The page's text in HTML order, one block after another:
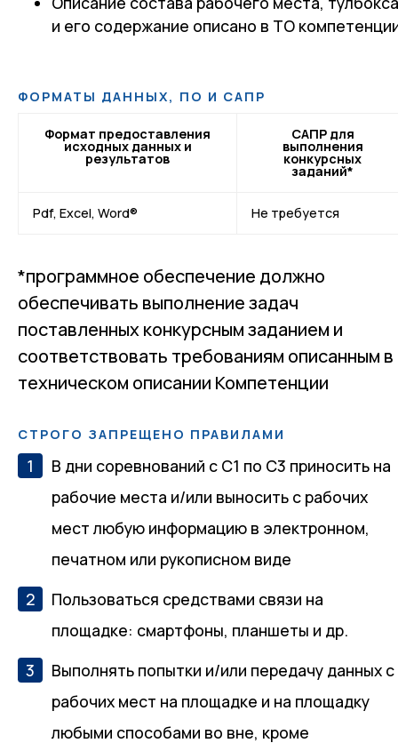
и его содержание описано в ТО
ФОРМАТЫ ДАННЫХ, ПО И САПР
Формат предоставления
исходных данных и
результатов
САПР для
выполнения
конкурсных
заданий*
Pdf, Excel, Word® Не требуется
*программное обеспечение должно
обеспечивать выполнение задач
поставленных конкурсным заданием и
соответствовать требованиям описанным в
техническом описании Компетенции
СТРОГО ЗАПРЕЩЕНО ПРАВИЛАМИ
В дни соревнований с С1 по С3 приносить на
рабочие места и/или выносить с рабочих
мест любую информацию в электронном,
печатном или рукописном виде
Пользоваться средствами связи на
площадке: смартфоны, планшеты и др.
Выполнять попытки и/или передачу данных с
рабочих мест на площадке и на площадку
любыми способами во вне, кроме